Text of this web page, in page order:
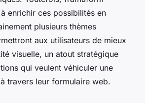
enrichir ces possibilités en
plusieurs thèmes
aux utilisateurs de mieux
visuelle, un atout stratégique
qui veulent véhiculer une
travers leur formulaire web.